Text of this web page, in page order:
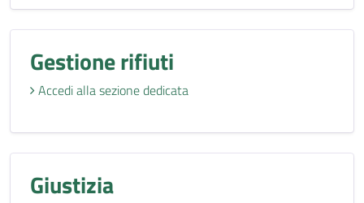
Gestione rifiuti
Accedi alla sezione dedicata
Giustizia